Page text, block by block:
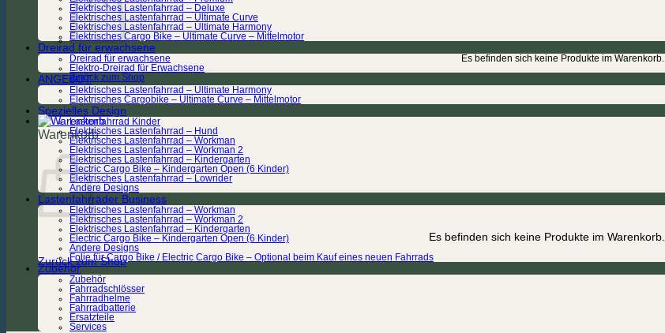
Es befinden sich keine Produkte im Warenkorb.
Zurück zum Shop
Warenkorb
Es befinden sich keine Produkte im Warenkorb.
Zurück zum Shop
Elektrisches Lastenfahrrad – Deluxe
Elektrisches Lastenfahrrad – Ultimate Curve
Elektrisches Lastenfahrrad – Ultimate Harmony
Elektrisches Cargo Bike – Ultimate Curve – Mittelmotor
Dreirad für erwachsene
Dreirad für erwachsene
Elektro-Dreirad für Erwachsene
ANGEBOT
Elektrisches Lastenfahrrad – Ultimate Harmony
Elektrisches Cargobike – Ultimate Curve – Mittelmotor
Spezielles Design
Lastenfahrrad Kinder
Elektrisches Lastenfahrrad – Hund
Elektrisches Lastenfahrrad – Workman
Elektrisches Lastenfahrrad – Workman 2
Elektrisches Lastenfahrrad – Kindergarten
Electric Cargo Bike – Kindergarten Open (6 Kinder)
Elektrisches Lastenfahrrad – Lowrider
Andere Designs
Lastenfahrräder Business
Elektrisches Lastenfahrrad – Workman
Elektrisches Lastenfahrrad – Workman 2
Elektrisches Lastenfahrrad – Kindergarten
Electric Cargo Bike – Kindergarten Open (6 Kinder)
Andere Designs
Folie für Cargo Bike / Electric Cargo Bike – Optional beim Kauf eines neuen Fahrrads
Zubehör
Zubehör
Fahrradschlösser
Fahrradhelme
Fahrradbatterie
Ersatzteile
Services